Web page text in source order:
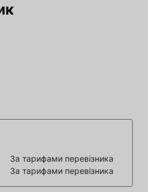
За тарифами перевізника
За тарифами перевізника